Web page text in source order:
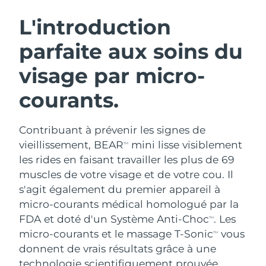
L'introduction
parfaite aux soins du
visage par micro-
courants.
Contribuant à prévenir les signes de
vieillissement, BEARTM
mini lisse visiblement
les rides en faisant travailler les plus de 69
muscles de votre visage et de votre cou. Il
s'agit également du premier appareil à
micro-courants médical homologué par la
FDA et doté d'un Système Anti-ChocTM. Les
micro-courants et le massage T-SonicTM
vous
donnent de vrais résultats grâce à une
technologie scientifiquement prouvée.
Nettoyage du visage
LUNA™ 4 coffret
Anti-aging massage
LUNA™ 4 Plus
LUNA™ 4 Men
For men, anti-aging massage
Lifting
BEAR™ 2 coffret
Microcurrent toning
BEAR™ 2 go
Microcurrent toning on-the-go
BEAR™ 2 eyes & lips
Microcurrent line smoothing device
Hydratation
UFO™ 3 coffret
Deep facial hydration
UFO™ 3 LED
Near-infrared and red light therapy
device
Soin bucco-dentaire
issa™ 4
Hybrid silicone sonic toothbrush
issa™ 4 plus
Smart hybrid silicone sonic toothbrush
FAQ™ TRAITEMENT ANTI-ÂGE
Anti-âge Traitements LED
NEW
Autriche Livraison estimée
Bahreïn Livraison estimée09/08/2026
Belgique Livraison estimée08/08/2026
Bermudes
Bosnie-Herzégovine Livraison estimée11/08/2026
Brunei Livraison estimée 13/08/2026
Bulgarie Livraison estimée08/08/2026
Canada Livraison estimée 12/08/2026
Chili Livraison estimée